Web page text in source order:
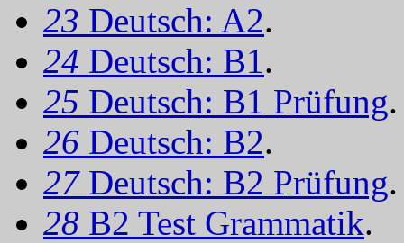
23 Deutsch: A2.
24 Deutsch: B1.
25 Deutsch: B1 Prüfung.
26 Deutsch: B2.
27 Deutsch: B2 Prüfung.
28 B2 Test Grammatik.